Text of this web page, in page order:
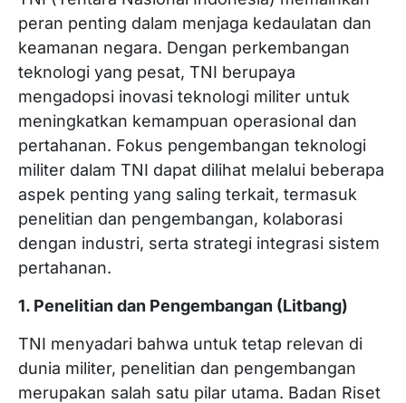
peran penting dalam menjaga kedaulatan dan
keamanan negara. Dengan perkembangan
teknologi yang pesat, TNI berupaya
mengadopsi inovasi teknologi militer untuk
meningkatkan kemampuan operasional dan
pertahanan. Fokus pengembangan teknologi
militer dalam TNI dapat dilihat melalui beberapa
aspek penting yang saling terkait, termasuk
penelitian dan pengembangan, kolaborasi
dengan industri, serta strategi integrasi sistem
pertahanan.
1. Penelitian dan Pengembangan (Litbang)
TNI menyadari bahwa untuk tetap relevan di
dunia militer, penelitian dan pengembangan
merupakan salah satu pilar utama. Badan Riset